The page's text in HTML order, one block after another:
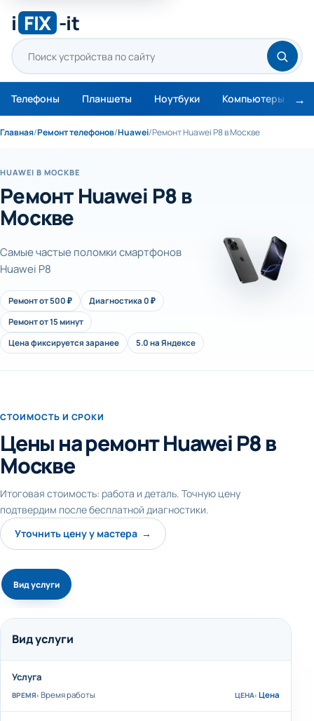
i FIX -it
Телефоны Планшеты Ноутбуки Компьютеры
Главная/Ремонт телефонов/Huawei/Ремонт Huawei P8 в Москве
HUAWEI В МОСКВЕ
Ремонт Huawei P8 в
Москве
Самые частые поломки смартфонов
Huawei P8
Ремонт от 500 ₽
Диагностика 0 ₽
Ремонт от 15 минут
Цена фиксируется заранее
5.0 на Яндексе
СТОИМОСТЬ И СРОКИ
Цены на ремонт Huawei P8 в
Москве
Итоговая стоимость: работа и деталь. Точную цену
подтвердим после бесплатной диагностики.
Уточнить цену у мастера →
Вид услуги
Вид услуги
Услуга
Время работы Цена